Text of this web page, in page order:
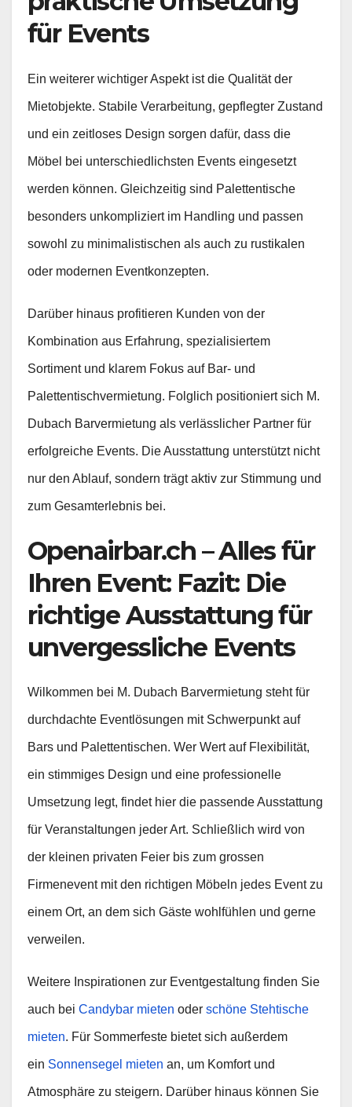
für Events
Ein weiterer wichtiger Aspekt ist die Qualität der
Mietobjekte. Stabile Verarbeitung, gepflegter Zustand
und ein zeitloses Design sorgen dafür, dass die
Möbel bei unterschiedlichsten Events eingesetzt
werden können. Gleichzeitig sind Palettentische
besonders unkompliziert im Handling und passen
sowohl zu minimalistischen als auch zu rustikalen
oder modernen Eventkonzepten.
Darüber hinaus profitieren Kunden von der
Kombination aus Erfahrung, spezialisiertem
Sortiment und klarem Fokus auf Bar- und
Palettentischvermietung. Folglich positioniert sich M.
Dubach Barvermietung als verlässlicher Partner für
erfolgreiche Events. Die Ausstattung unterstützt nicht
nur den Ablauf, sondern trägt aktiv zur Stimmung und
zum Gesamterlebnis bei.
Openairbar.ch – Alles für
Ihren Event: Fazit: Die
richtige Ausstattung für
unvergessliche Events
Wilkommen bei M. Dubach Barvermietung steht für
durchdachte Eventlösungen mit Schwerpunkt auf
Bars und Palettentischen. Wer Wert auf Flexibilität,
ein stimmiges Design und eine professionelle
Umsetzung legt, findet hier die passende Ausstattung
für Veranstaltungen jeder Art. Schließlich wird von
der kleinen privaten Feier bis zum grossen
Firmenevent mit den richtigen Möbeln jedes Event zu
einem Ort, an dem sich Gäste wohlfühlen und gerne
verweilen.
Weitere Inspirationen zur Eventgestaltung finden Sie
auch bei Candybar mieten oder schöne Stehtische
mieten. Für Sommerfeste bietet sich außerdem
ein Sonnensegel mieten an, um Komfort und
Atmosphäre zu steigern. Darüber hinaus können Sie